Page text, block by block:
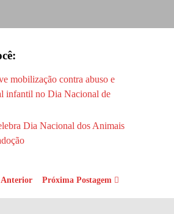
mobilização contra abuso e
infantil no Dia Nacional de
Dia Nacional dos Animais
Anterior Próxima Postagem